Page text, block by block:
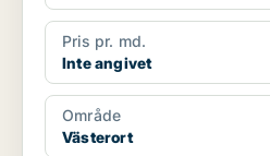
Pris pr. md.
Inte angivet
Område
Västerort